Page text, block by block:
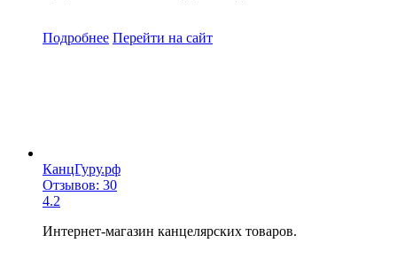
Подробнее Перейти на сайт
КанцГуру.рф
Отзывов: 30
4.2
Интернет-магазин канцелярских товаров.